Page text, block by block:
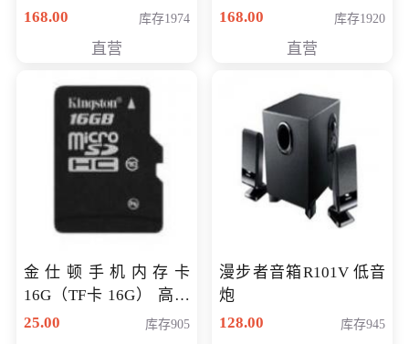
168.00
库存1974
直营
168.00
库存1920
直营
金仕顿手机内存卡
16G（TF卡 16G） 高速
卡 CLASS 10
25.00 库存905
漫步者音箱R101V 低音
炮
128.00
库存945